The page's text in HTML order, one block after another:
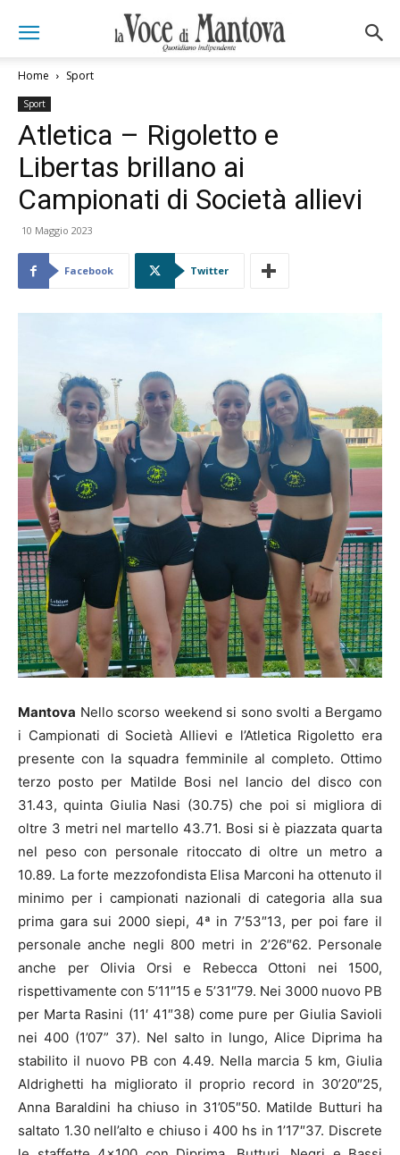
Home Sport
Sport
Atletica – Rigoletto e
Libertas brillano ai
Campionati di Società allievi
10 Maggio 2023
Facebook Twitter
Mantova Nello scorso weekend si sono svolti a Bergamo
i Campionati di Società Allievi e l’Atletica Rigoletto era
presente con la squadra femminile al completo. Ottimo
terzo posto per Matilde Bosi nel lancio del disco con
31.43, quinta Giulia Nasi (30.75) che poi si migliora di
oltre 3 metri nel martello 43.71. Bosi si è piazzata quarta
nel peso con personale ritoccato di oltre un metro a
10.89. La forte mezzofondista Elisa Marconi ha ottenuto il
minimo per i campionati nazionali di categoria alla sua
prima gara sui 2000 siepi, 4ª in 7’53″13, per poi fare il
personale anche negli 800 metri in 2’26″62. Personale
anche per Olivia Orsi e Rebecca Ottoni nei 1500,
rispettivamente con 5’11″15 e 5’31″79. Nei 3000 nuovo PB
per Marta Rasini (11′ 41″38) come pure per Giulia Savioli
nei 400 (1’07” 37). Nel salto in lungo, Alice Diprima ha
stabilito il nuovo PB con 4.49. Nella marcia 5 km, Giulia
Aldrighetti ha migliorato il proprio record in 30’20″25,
Anna Baraldini ha chiuso in 31’05″50. Matilde Butturi ha
saltato 1.30 nell’alto e chiuso i 400 hs in 1’17″37. Discrete